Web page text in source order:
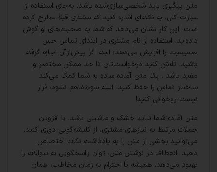
متن پیگیری باید شخصی‌سازی‌شده باشد. به‌جای استفاده از
عبارات کلی، به نکته‌ای اشاره کنید که مشتری قبلاً مطرح کرده
است. این کار نشان می‌دهد که شما به صحبت‌های او گوش
داده‌اید. استفاده از نام مشتری در ابتدای تماس حس
صمیمیت را افزایش می‌دهد؛ البته اگر پیش‌ازآن اجازه گرفته
باشید. تلاش کنید درخواست‌تان تا حد ممکن مختصر و
مفید باشد . یک متن آماده ساده به شما کمک می‌کند
ساختار تماس را حفظ کنید. البته سوءتفاهم نشود، قرار
نیست روخوانی کنید!
متن آماده شما نباید خشک و ماشینی باشد. با افزودن
جملات مرتبط به نیازهای مشتری، از کلیشه‌گویی دوری کنید.
می‌توانید بخشی از متن را به یادداشت نکات اختصاص
دهید. انعطاف در نوشتن متن، توان پاسخگویی به سوالات را
بهبود می‌دهد. همیشه با احترام به زمان مخاطب، همان